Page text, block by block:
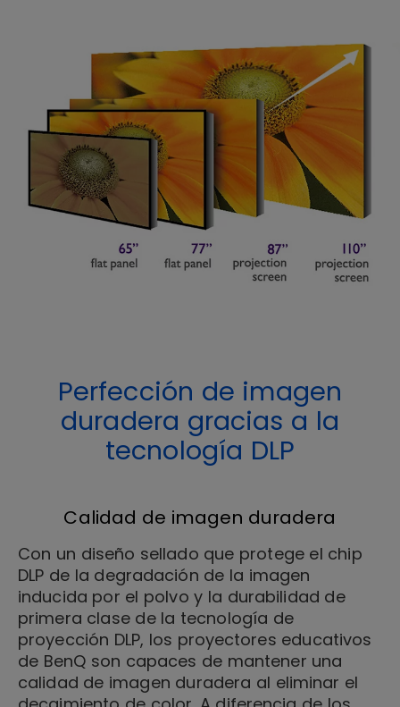
Perfección de imagen
duradera gracias a la
tecnología DLP
Calidad de imagen duradera
Con un diseño sellado que protege el chip
DLP de la degradación de la imagen
inducida por el polvo y la durabilidad de
primera clase de la tecnología de
proyección DLP, los proyectores educativos
de BenQ son capaces de mantener una
calidad de imagen duradera al eliminar el